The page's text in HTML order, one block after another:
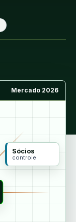
Mercado 2026
Sócios
controle